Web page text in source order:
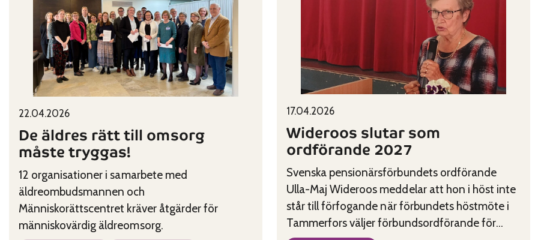
Published on:
22.04.2026
De äldres rätt till omsorg
måste tryggas!
12 organisationer i samarbete med
äldreombudsmannen och
Människorättscentret kräver åtgärder för
människovärdig äldreomsorg.
Categories: Published on:
17.04.2026
Wideroos slutar som
ordförande 2027
Svenska pensionärsförbundets ordförande
Ulla-Maj Wideroos meddelar att hon i höst inte
står till förfogande när förbundets höstmöte i
Tammerfors väljer förbundsordförande för
Categories: